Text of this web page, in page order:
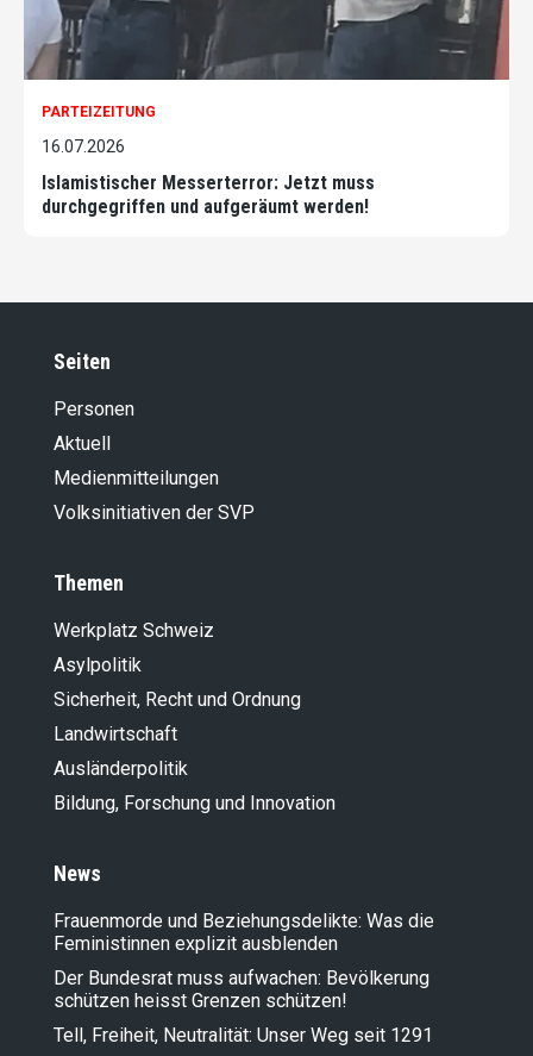
PARTEIZEITUNG
16.07.2026
Islamistischer Messerterror: Jetzt muss
durchgegriffen und aufgeräumt werden!
Seiten
Personen
Aktuell
Medienmitteilungen
Volksinitiativen der SVP
Themen
Werkplatz Schweiz
Asylpolitik
Sicherheit, Recht und Ordnung
Landwirt­schaft
Ausländer­politik
Bildung, Forschung und Innovation
News
Frauenmorde und Beziehungsdelikte: Was die
Feministinnen explizit ausblenden
Der Bundesrat muss aufwachen: Bevölkerung
schützen heisst Grenzen schützen!
Tell, Freiheit, Neutralität: Unser Weg seit 1291